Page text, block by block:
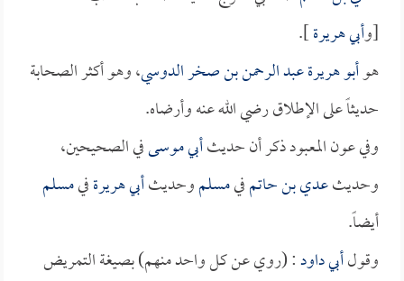
[وأبي هريرة].
هوأبو هريرة عبد الرحمن بن صخر الدوسي، وهو أكثر الصحابة
حديثاً على الإطلاق رضي الله عنه وأرضاه.
وفي عون المعبود ذكر أن حديثأبي موسىفي الصحيحين،
وحديثعدي بن حاتمفيمسلموحديثأبي هريرةفيمسلم
أيضاً.
وقولأبي داود: (روي عن كل واحد منهم) بصيغة التمريض